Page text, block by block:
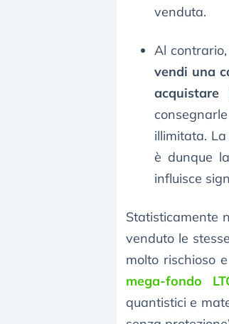
venduta.
Al
vendi una
illimitata.
è dunque
influisce
Statisticamente
venduto le
molto rischioso
mega-fondo
quantistici e